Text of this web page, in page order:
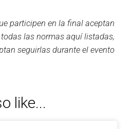
participen en la final aceptan
las normas aquí listadas,
seguirlas durante el evento
like...